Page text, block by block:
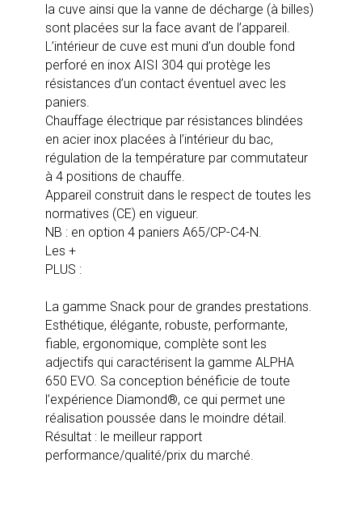
la cuve ainsi que la vanne de décharge (à billes)
sont placées sur la face avant de l’appareil.
L’intérieur de cuve est muni d’un double fond
perforé en inox AISI 304 qui protège les
résistances d’un contact éventuel avec les
paniers.
Chauffage électrique par résistances blindées
en acier inox placées à l’intérieur du bac,
régulation de la température par commutateur
à 4 positions de chauffe.
Appareil construit dans le respect de toutes les
normatives (CE) en vigueur.
NB : en option 4 paniers A65/CP-C4-N.
Les +
PLUS :
La gamme Snack pour de grandes prestations.
Esthétique, élégante, robuste, performante,
fiable, ergonomique, complète sont les
adjectifs qui caractérisent la gamme ALPHA
650 EVO. Sa conception bénéficie de toute
l’expérience Diamond®, ce qui permet une
réalisation poussée dans le moindre détail.
Résultat : le meilleur rapport
performance/qualité/prix du marché.